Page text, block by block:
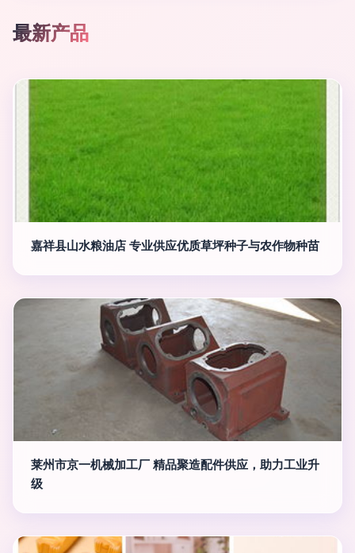
最新产品
嘉祥县山水粮油店 专业供应优质草坪种子与农作物种苗
莱州市京一机械加工厂 精品聚造配件供应，助力工业升
级